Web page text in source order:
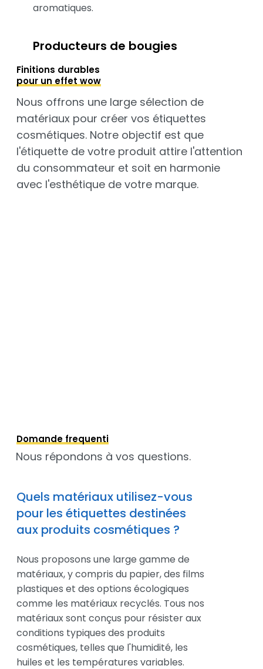
aromatiques.
Producteurs de bougies
Nous offrons une large sélection de
matériaux pour créer vos étiquettes
cosmétiques. Notre objectif est que
l'étiquette de votre produit attire l'attention
du consommateur et soit en harmonie
avec l'esthétique de votre marque.
Finitions durables
pour un effet wow
Domande frequenti
Nous répondons à vos questions.
Quels matériaux utilisez-vous
pour les étiquettes destinées
aux produits cosmétiques ?
Nous proposons une large gamme de
matériaux, y compris du papier, des films
plastiques et des options écologiques
comme les matériaux recyclés. Tous nos
matériaux sont conçus pour résister aux
conditions typiques des produits
cosmétiques, telles que l'humidité, les
huiles et les températures variables.